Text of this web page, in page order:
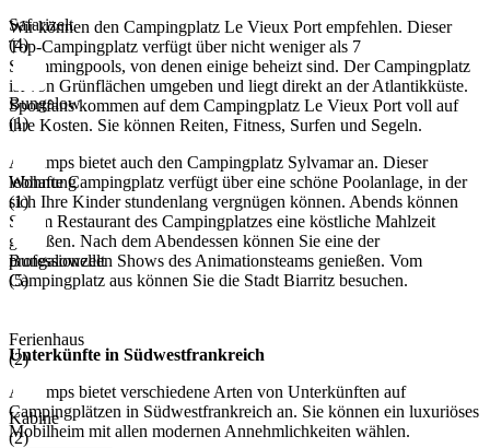
Wir können den Campingplatz Le Vieux Port empfehlen. Dieser
Top-Campingplatz verfügt über nicht weniger als 7
Swimmingpools, von denen einige beheizt sind. Der Campingplatz
ist von Grünflächen umgeben und liegt direkt an der Atlantikküste.
Sportfans kommen auf dem Campingplatz Le Vieux Port voll auf
ihre Kosten. Sie können Reiten, Fitness, Surfen und Segeln.
Allcamps bietet auch den Campingplatz Sylvamar an. Dieser
lebhafte Campingplatz verfügt über eine schöne Poolanlage, in der
sich Ihre Kinder stundenlang vergnügen können. Abends können
Sie im Restaurant des Campingplatzes eine köstliche Mahlzeit
genießen. Nach dem Abendessen können Sie eine der
professionellen Shows des Animationsteams genießen. Vom
Campingplatz aus können Sie die Stadt Biarritz besuchen.
Unterkünfte in Südwestfrankreich
Allcamps bietet verschiedene Arten von Unterkünften auf
Campingplätzen in Südwestfrankreich an. Sie können ein luxuriöses
Mobilheim mit allen modernen Annehmlichkeiten wählen.
Safarizelt
(4)
Bungalow
(1)
Wohnung
(1)
Bungalowzelt
(5)
Ferienhaus
(2)
Kabine
(2)